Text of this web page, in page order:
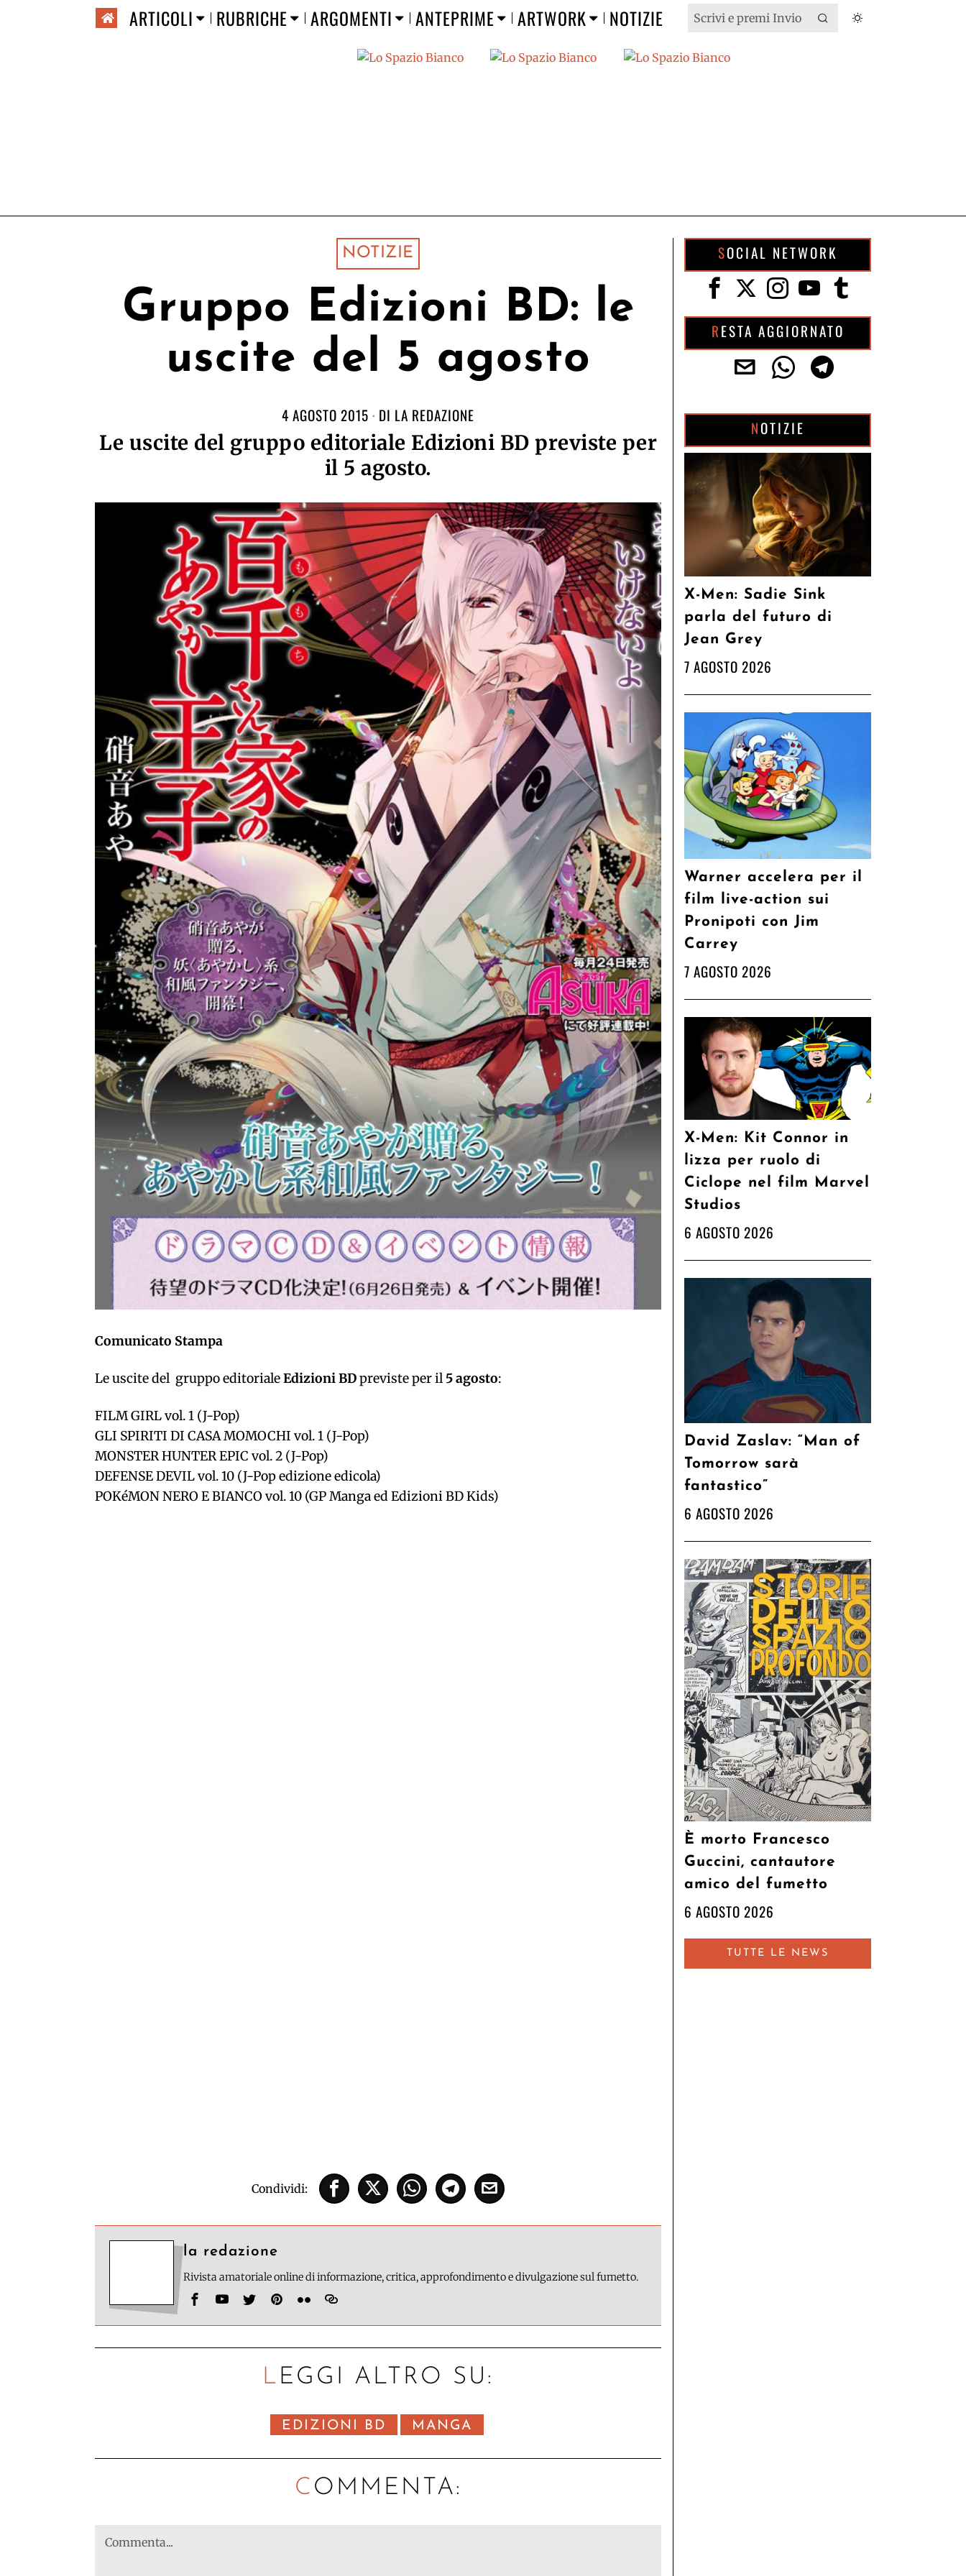
ARTICOLI RUBRICHE ARGOMENTI ANTEPRIME ARTWORK NOTIZIE
NOTIZIE
Gruppo Edizioni BD: le
uscite del 5 agosto
4 AGOSTO 2015 DI LA REDAZIONE
Le uscite del gruppo editoriale Edizioni BD previste per
il 5 agosto.
Comunicato Stampa
Le uscite del gruppo editorialeEdizioni BDpreviste per il5 agosto:
FILM GIRL vol. 1 (J-Pop)
GLI SPIRITI DI CASA MOMOCHI vol. 1 (J-Pop)
MONSTER HUNTER EPIC vol. 2 (J-Pop)
DEFENSE DEVIL vol. 10 (J-Pop edizione edicola)
POKéMON NERO E BIANCO vol. 10 (GP Manga ed Edizioni BD Kids)
Condividi:
la redazione
Rivista amatoriale online di informazione, critica, approfondimento e divulgazione sul fumetto.
LEGGI ALTRO SU:
EDIZIONI BD MANGA
C OMMENTA:
SOCIAL NETWORK
RESTA AGGIORNATO
NOTIZIE
X-Men: Sadie Sink
parla del futuro di
Jean Grey
7 AGOSTO 2026
Warner accelera per il
film live-action sui
Pronipoti con Jim
Carrey
7 AGOSTO 2026
X-Men: Kit Connor in
lizza per ruolo di
Ciclope nel film Marvel
Studios
6 AGOSTO 2026
David Zaslav: “Man of
Tomorrow sarà
fantastico”
6 AGOSTO 2026
È morto Francesco
Guccini, cantautore
amico del fumetto
6 AGOSTO 2026
TUTTE LE NEWS